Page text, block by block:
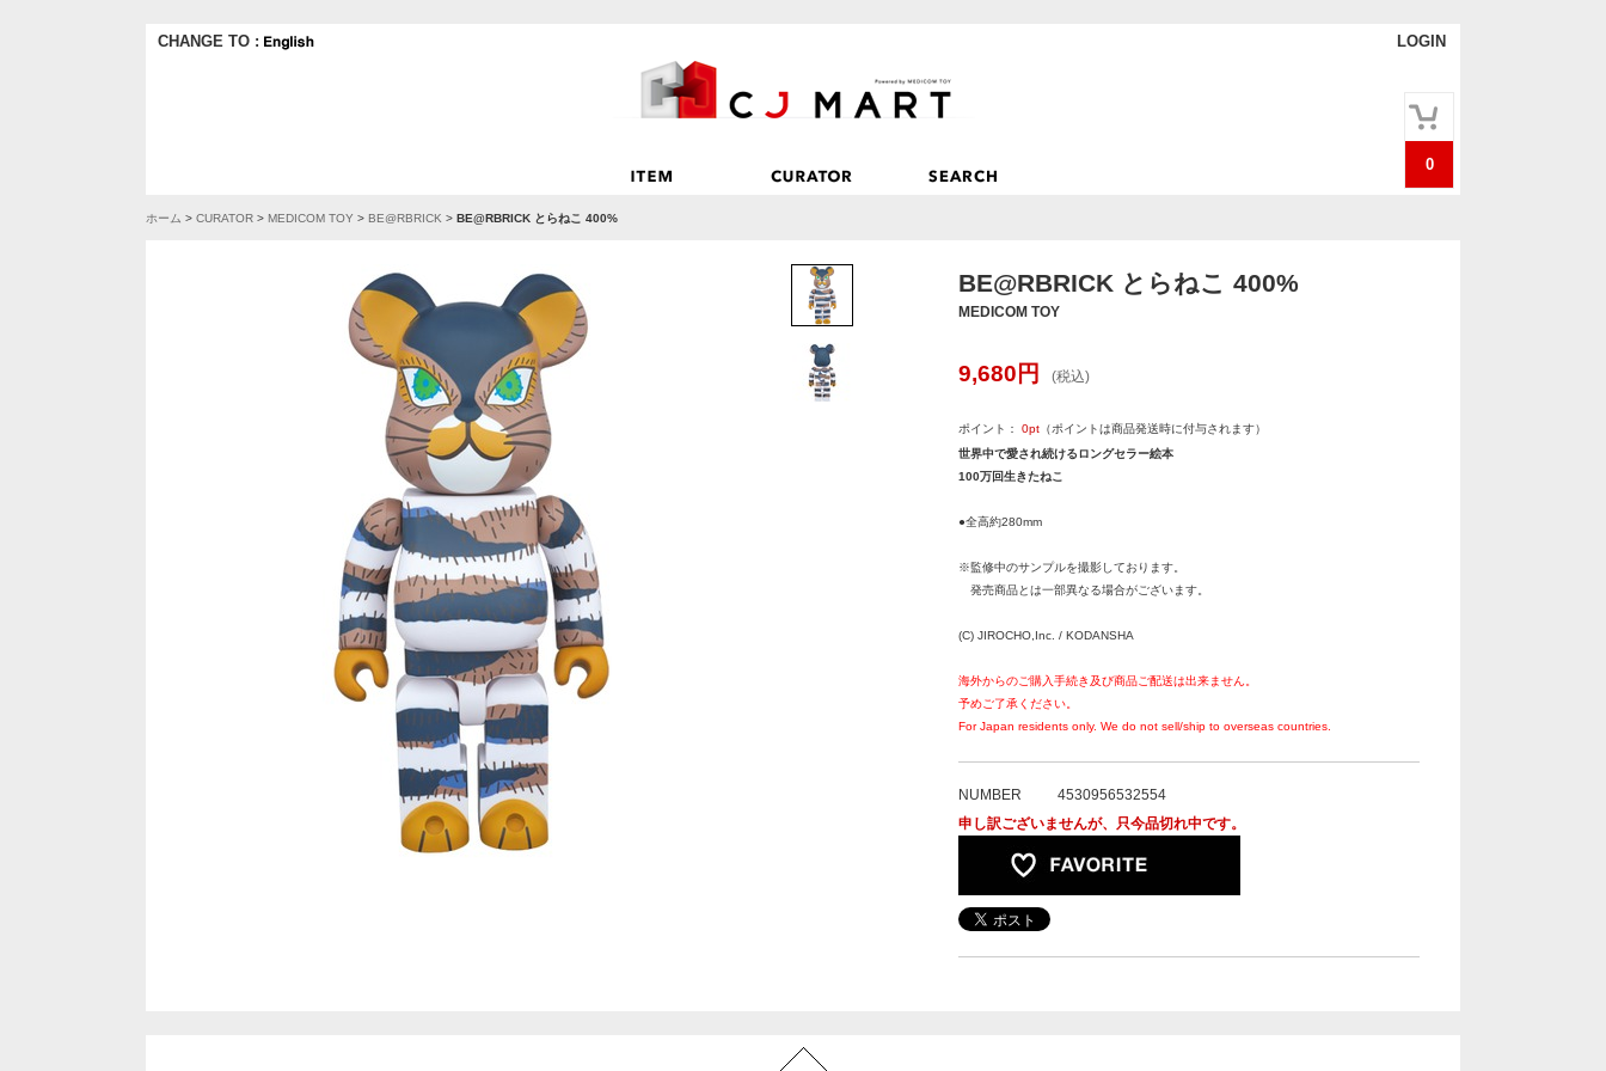
CHANGE TO : LOGIN
0
ホーム > CURATOR > MEDICOM TOY > BE@RBRICK > BE@RBRICK とらねこ 400%
BE@RBRICK とらねこ 400%
MEDICOM TOY
9,680 円 (税込)
ポイント： 0pt （ポイントは商品発送時に付与されます）
世界中で愛され続けるロングセラー絵本
100万回生きたねこ
●全高約280mm
※監修中のサンプルを撮影しております。
発売商品とは一部異なる場合がございます。
(C) JIROCHO,Inc. / KODANSHA
海外からのご購入手続き及び商品ご配送は出来ません。
予めご了承ください。
For Japan residents only. We do not sell/ship to overseas countries.
NUMBER
4530956532554
申し訳ございませんが、只今品切れ中です。